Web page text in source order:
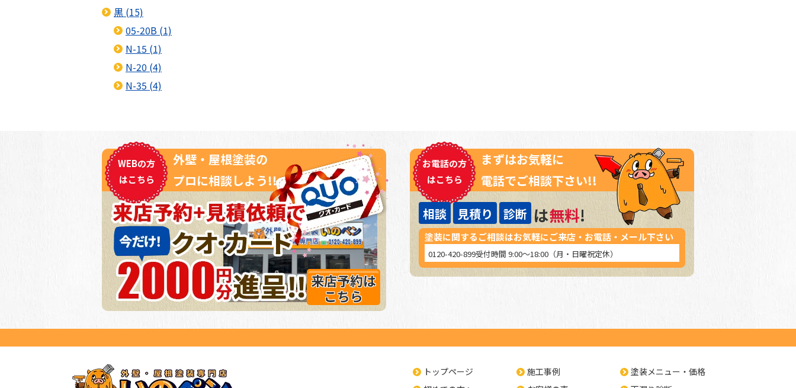
黒 (15)
05-20B (1)
N-15 (1)
N-20 (4)
N-35 (4)
お電話の方
はこちら
まずはお気軽に
電話でご相談下さい!!
相談
見積り 診断 は無料!
塗装に関するご相談はお気軽にご来店・お電話・メール下さい
0120-420-899受付時間 9:00～18:00（月・日曜祝定休）
WEBの方
はこちら
外壁・屋根塗装の
プロに相談しよう!!
来店予約は
こちら
トップページ
施工事例
塗装メニュー・価格